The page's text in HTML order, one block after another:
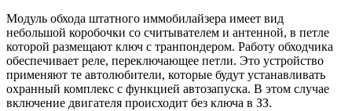
Модуль обхода штатного иммобилайзера имеет вид
небольшой коробочки со считывателем и антенной, в петле
которой размещают ключ с транпондером. Работу обходчика
обеспечивает реле, переключающее петли. Это устройство
применяют те автолюбители, которые будут устанавливать
охранный комплекс с функцией автозапуска. В этом случае
включение двигателя происходит без ключа в ЗЗ.